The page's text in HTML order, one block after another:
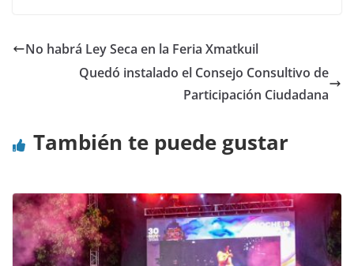
No habrá Ley Seca en la Feria Xmatkuil
Quedó instalado el Consejo Consultivo de
Participación Ciudadana
También te puede gustar